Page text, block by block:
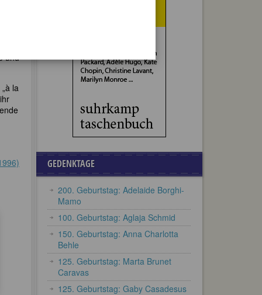
und
la
GEDENKTAGE
200. Geburtstag: Adelaide Borghi-
Mamo
100. Geburtstag: Aglaja Schmid
150. Geburtstag: Anna Charlotta
Behle
125. Geburtstag: Marta Brunet
Caravas
125. Geburtstag: Gaby Casadesus